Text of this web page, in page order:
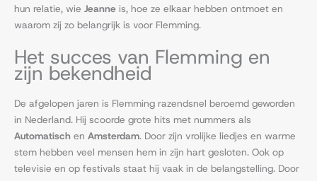
hun relatie, wie Jeanne is, hoe ze elkaar hebben ontmoet en
waarom zij zo belangrijk is voor Flemming.
Het succes van Flemming en
zijn bekendheid
De afgelopen jaren is Flemming razendsnel beroemd geworden
in Nederland. Hij scoorde grote hits met nummers als
Automatisch en Amsterdam. Door zijn vrolijke liedjes en warme
stem hebben veel mensen hem in zijn hart gesloten. Ook op
televisie en op festivals staat hij vaak in de belangstelling. Door